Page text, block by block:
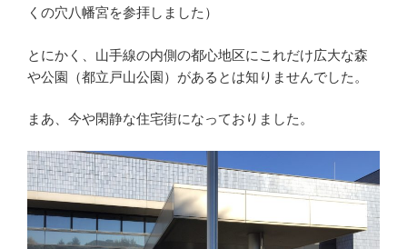
くの穴八幡宮を参拝しました）
とにかく、山手線の内側の都心地区にこれだけ広大な森
や公園（都立戸山公園）があるとは知りませんでした。
まあ、今や閑静な住宅街になっておりました。